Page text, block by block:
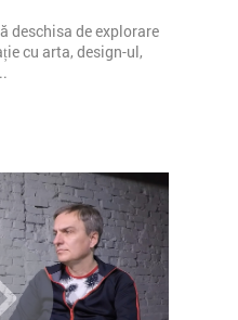
deschisa de explorare
cu arta, design-ul,